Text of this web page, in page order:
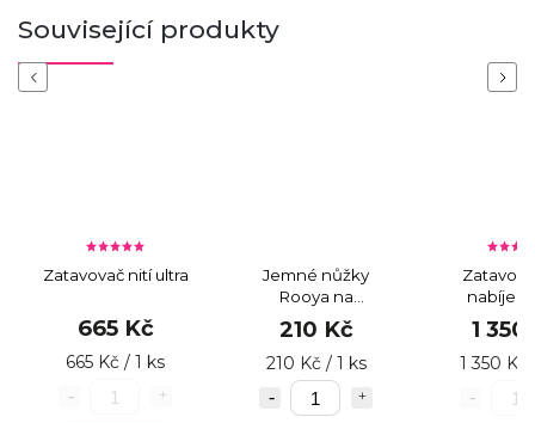
Související produkty
Previous
Zatavovač nití ultra
665 Kč
665 Kč / 1 ks
Jemné nůžky
Rooya na
korálkování
210 Kč
210 Kč / 1 ks
nabíjecí
1 350
1 350 Kč
Next